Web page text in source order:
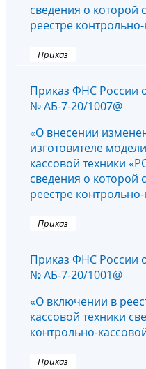
сведения о которой
реестре
Приказ
Приказ ФНС России
№ АБ-7-20/1007@
«О внесении
изготовителе
кассовой техники
сведения о которой
реестре
Приказ
Приказ ФНС России
№ АБ-7-20/1001@
«О включении в
кассовой техники
контрольно-
Приказ